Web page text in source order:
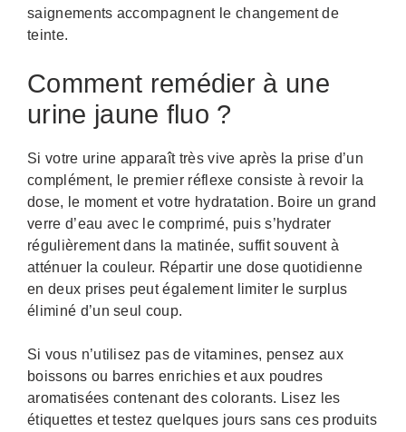
saignements accompagnent le changement de
teinte.
Comment remédier à une
urine jaune fluo ?
Si votre urine apparaît très vive après la prise d’un
complément, le premier réflexe consiste à revoir la
dose, le moment et votre hydratation. Boire un grand
verre d’eau avec le comprimé, puis s’hydrater
régulièrement dans la matinée, suffit souvent à
atténuer la couleur. Répartir une dose quotidienne
en deux prises peut également limiter le surplus
éliminé d’un seul coup.
Si vous n’utilisez pas de vitamines, pensez aux
boissons ou barres enrichies et aux poudres
aromatisées contenant des colorants. Lisez les
étiquettes et testez quelques jours sans ces produits